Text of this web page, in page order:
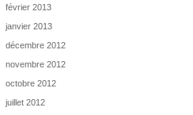
février 2013
janvier 2013
décembre 2012
novembre 2012
octobre 2012
juillet 2012